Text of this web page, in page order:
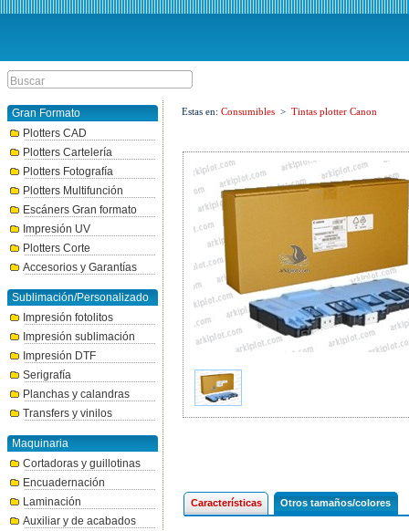
Gran Formato
Plotters CAD
Plotters Cartelería
Plotters Fotografía
Plotters Multifunción
Escáners Gran formato
Impresión UV
Plotters Corte
Accesorios y Garantías
Sublimación/Personalizado
Impresión fotolitos
Impresión sublimación
Impresión DTF
Serigrafía
Planchas y calandras
Transfers y vinilos
Maquinaria
Cortadoras y guillotinas
Encuadernación
Laminación
Auxiliar y de acabados
Estas en: Consumibles > Tintas plotter Canon
Características Otros tamaños/colores